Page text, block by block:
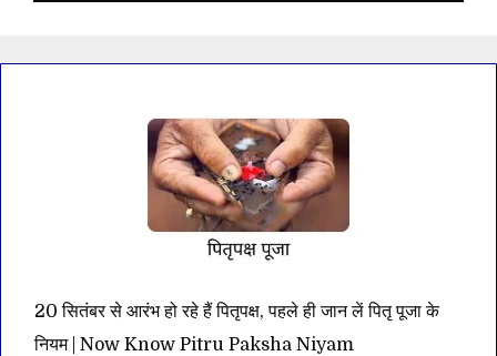
20 सितंबर से आरंभ हो रहे हैं पितृपक्ष, पहले ही जान लें पितृ पूजा के
नियम | Now Know Pitru Paksha Niyam